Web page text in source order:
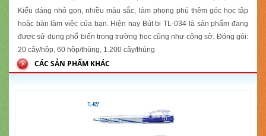
Kiểu dáng nhỏ gọn, nhiều màu sắc, làm phong phú thêm góc học tập
hoặc bàn làm việc của bạn. Hiện nay Bút bi TL-034 là sản phẩm đang
được sử dụng phổ biến trong trường học cũng như công sở. Đóng gói:
20 cây/hộp, 60 hộp/thùng, 1.200 cây/thùng
CÁC SẢN PHẨM KHÁC